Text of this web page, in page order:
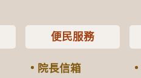
便民服務
院長信箱